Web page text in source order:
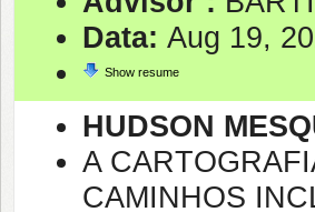
Data: Aug 19,
Show resume
HUDSON
A
CAMINHOS